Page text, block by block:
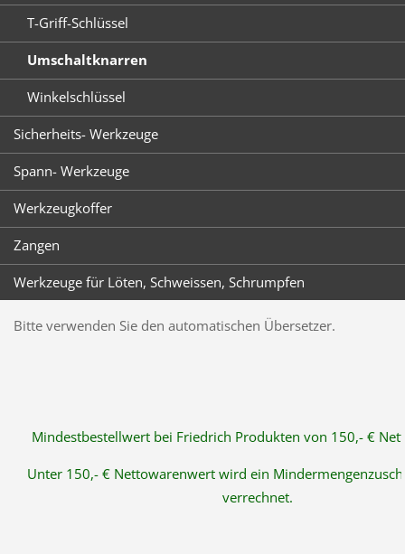
T-Griff-Schlüssel
Umschaltknarren
Winkelschlüssel
Sicherheits- Werkzeuge
Spann- Werkzeuge
Werkzeugkoffer
Zangen
Werkzeuge für Löten, Schweissen, Schrumpfen
Bitte verwenden Sie den automatischen Übersetzer.
Mindestbestellwert bei Friedrich Produkten von 150,- €
Unter 150,- € Nettowarenwert wird ein
verrechnet.